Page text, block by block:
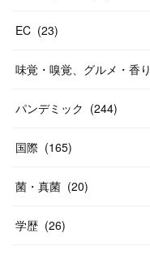
EC (23)
味覚・嗅覚、グルメ・香り
パンデミック (244)
国際 (165)
菌・真菌 (20)
学歴 (26)